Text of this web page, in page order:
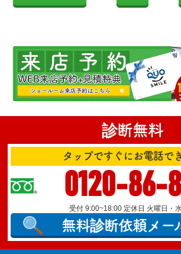
診断無料
タップですぐにお電話で
0120-86-
受付 9:00~18:00 定休日 火曜日・
無料診断依頼 メー